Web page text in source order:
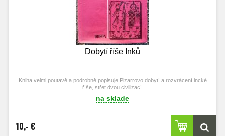
Dobytí říše Inků
Kniha velmi poutavě a podrobně popisuje Pizarrovo dobytí a rozvrácení incké
říše, střet dvou civilizací.
na sklade
10,- €